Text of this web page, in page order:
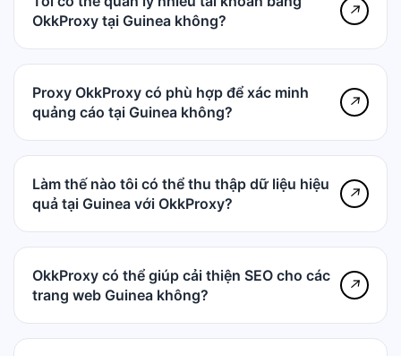
OkkProxy tại Guinea không?
↗
Proxy OkkProxy có phù hợp để xác minh
quảng cáo tại Guinea không?
↗
Làm thế nào tôi có thể thu thập dữ liệu hiệu
quả tại Guinea với OkkProxy?
↗
OkkProxy có thể giúp cải thiện SEO cho các
trang web Guinea không?
↗